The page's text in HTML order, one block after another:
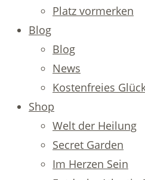
Platz vormerken
Blog
Blog
News
Kostenfreies
Shop
Welt der Heilung
Secret Garden
Im Herzen Sein